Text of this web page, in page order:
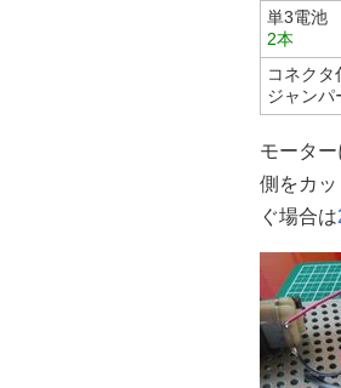
単3電池
2本
コネクタ
ジャンパ
モータ
側をカ
ぐ場合は